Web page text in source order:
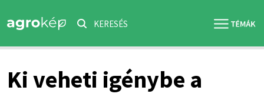
KERESÉS
Ki veheti igénybe a